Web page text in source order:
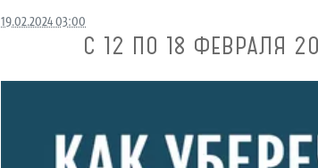
19.02.2024 03:00
С 12 ПО 18 ФЕВРАЛЯ